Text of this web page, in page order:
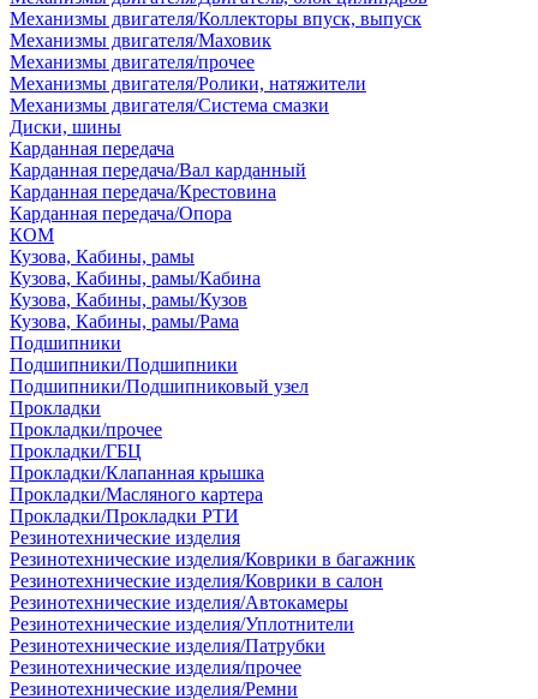
Механизмы двигателя/Коллекторы впуск, выпуск
Механизмы двигателя/Маховик
Механизмы двигателя/прочее
Механизмы двигателя/Ролики, натяжители
Механизмы двигателя/Система смазки
Диски, шины
Карданная передача
Карданная передача/Вал карданный
Карданная передача/Крестовина
Карданная передача/Опора
КОМ
Кузова, Кабины, рамы
Кузова, Кабины, рамы/Кабина
Кузова, Кабины, рамы/Кузов
Кузова, Кабины, рамы/Рама
Подшипники
Подшипники/Подшипники
Подшипники/Подшипниковый узел
Прокладки
Прокладки/прочее
Прокладки/ГБЦ
Прокладки/Клапанная крышка
Прокладки/Масляного картера
Прокладки/Прокладки РТИ
Резинотехнические изделия
Резинотехнические изделия/Коврики в багажник
Резинотехнические изделия/Коврики в салон
Резинотехнические изделия/Автокамеры
Резинотехнические изделия/Уплотнители
Резинотехнические изделия/Патрубки
Резинотехнические изделия/прочее
Резинотехнические изделия/Ремни